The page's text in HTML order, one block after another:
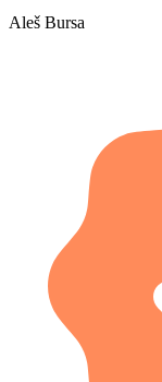
Aleš Bursa